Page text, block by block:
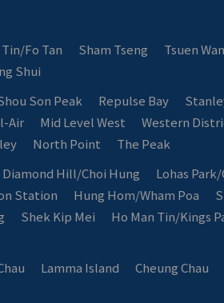
Tin/Fo Tan Sham Tseng Tsuen Wan
Shui
Son Peak Repulse Bay
Air Mid Level West Western
North Point
The Peak
Diamond Hill/Choi Hung Lohas
Station Hung Hom/Wham Poa
Shek Kip Mei Ho Man Tin/Kings
Lamma Island Cheung Chau